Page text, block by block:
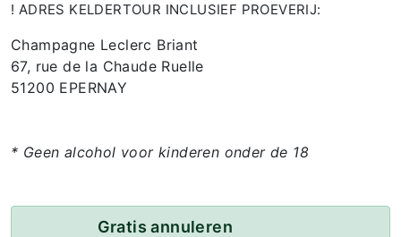
! ADRES KELDERTOUR INCLUSIEF PROEVERIJ:
Champagne Leclerc Briant
67, rue de la Chaude Ruelle
51200 EPERNAY
* Geen alcohol voor kinderen onder de 18
Gratis annuleren